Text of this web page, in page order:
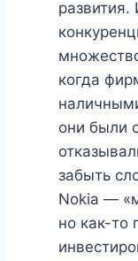
когда
они были
забыть
Nokia —
но как-то